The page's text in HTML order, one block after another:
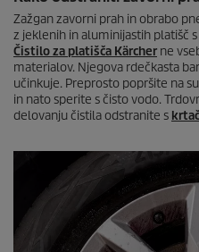
Zažgan zavorni prah in obrabo
z jeklenih in aluminijastih platišč
Čistilo za platišča Kärcher ne
materialov. Njegova rdečkasta
učinkuje. Preprosto popršite na
in nato sperite s čisto vodo.
delovanju čistila odstranite s